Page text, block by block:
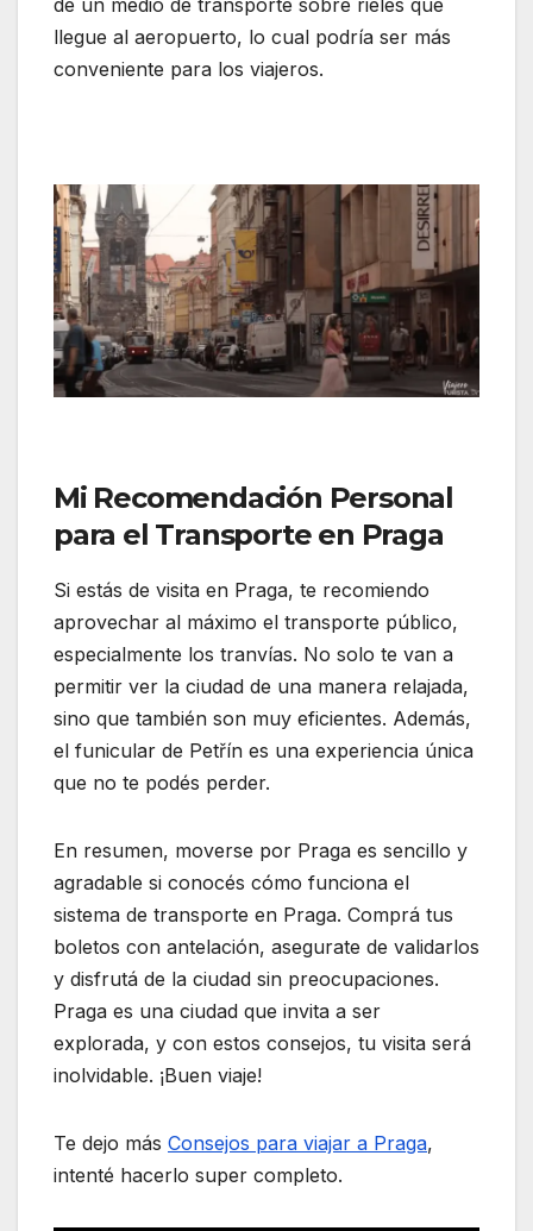
de un medio de transporte sobre rieles que
llegue al aeropuerto, lo cual podría ser más
conveniente para los viajeros.
Mi Recomendación Personal
para el Transporte en Praga
Si estás de visita en Praga, te recomiendo
aprovechar al máximo el transporte público,
especialmente los tranvías. No solo te van a
permitir ver la ciudad de una manera relajada,
sino que también son muy eficientes. Además,
el funicular de Petřín es una experiencia única
que no te podés perder.
En resumen, moverse por Praga es sencillo y
agradable si conocés cómo funciona el
sistema de transporte en Praga. Comprá tus
boletos con antelación, asegurate de validarlos
y disfrutá de la ciudad sin preocupaciones.
Praga es una ciudad que invita a ser
explorada, y con estos consejos, tu visita será
inolvidable. ¡Buen viaje!
Te dejo más Consejos para viajar a Praga,
intenté hacerlo super completo.